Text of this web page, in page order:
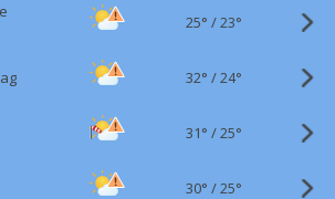
25° /23°
32° /24°
31° /25°
30° /25°